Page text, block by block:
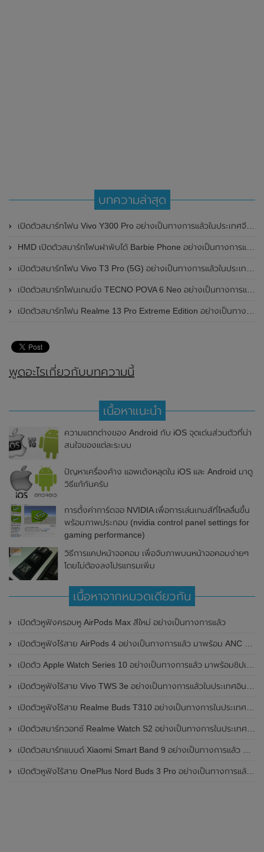
บทความล่าสุด
เปิดตัวสมาร์ทโฟน Vivo Y300 Pro อย่างเป็นทางการแล้วในประเทศจีน มาพร้อมดีไซน์พรีเมี่ยม ทนทาน และแบตเตอรี่สุดอึดขนาดใหญ่ 6,500mAh พร้อมรองรับการชาร์จไว 80W
HMD เปิดตัวสมาร์ทโฟนฝาพับได้ Barbie Phone อย่างเป็นทางการแล้ว มาพร้อมธีมสีชมพูสดใส
เปิดตัวสมาร์ทโฟน Vivo T3 Pro (5G) อย่างเป็นทางการแล้วในประเทศอินเดีย
เปิดตัวสมาร์ทโฟนเกมมิ่ง TECNO POVA 6 Neo อย่างเป็นทางการแล้วในประเทศไทย ในราคา 8,499 บาท
เปิดตัวสมาร์ทโฟน Realme 13 Pro Extreme Edition อย่างเป็นทางการแล้วในประเทศจีน
พูดอะไรเกี่ยวกับบทความนี้
เนื้อหาแนะนำ
ความแตกต่างของ Android กับ iOS จุดเด่นส่วนตัวที่น่า
สนใจของแต่ละระบบ
ปัญหาเครื่องค้าง แอพเด้งหลุดใน iOS และ Android มาดู
วิธีแก้กันครับ
การตั้งค่าการ์ดจอ NVIDIA เพื่อการเล่นเกมส์ที่ไหลลื่นขึ้น
พร้อมภาพประกอบ (nvidia control panel settings for
gaming performance)
วิธีการแคปหน้าจอคอม เพื่อจับภาพบนหน้าจอคอมง่ายๆ
โดยไม่ต้องลงโปรแกรมเพิ่ม
เนื้อหาจากหมวดเดียวกัน
เปิดตัวหูฟังครอบหู AirPods Max สีใหม่ อย่างเป็นทางการแล้ว
เปิดตัวหูฟังไร้สาย AirPods 4 อย่างเป็นทางการแล้ว มาพร้อม ANC และฟีเจอร์ใหม่มากมาย
เปิดตัว Apple Watch Series 10 อย่างเป็นทางการแล้ว มาพร้อมชิปเซ็ตรุ่น S10
เปิดตัวหูฟังไร้สาย Vivo TWS 3e อย่างเป็นทางการแล้วในประเทศอินเดีย มาพร้อมระบบตัดเสียงรบกวน ANC ที่ 30dB , ป้องกันฝุ่นและกันน้ำที่ระดับ IP54 , แบตเตอรี่สามารถใช้งานนานสูงสุด 36 ชั่วโมง
เปิดตัวหูฟังไร้สาย Realme Buds T310 อย่างเป็นทางการในประเทศอินเดีย มาพร้อมระบบตัดเสียงรบกวน ANC สูงสุด 46dB , เสียงรอบทิศทาง 360 องศา , แบตเตอรี่สามารถใช้งานได้นานสูงสุด 40 ชั่วโมง
เปิดตัวสมาร์ทวอทช์ Realme Watch S2 อย่างเป็นทางการในประเทศอินเดีย มาพร้อมตัวเรือนสแตนเลสสตีล , หน้าจอแสดงผล AMOLED ขนาด 1.43 นิ้ว , แบตเตอรี่ขนาดใหญ่ใช้งานได้นาน 20 วัน และรองรับคำสั่งเสียง Super AI Engine ที่ขับเคลื่อนโดย ChatGPT
เปิดตัวสมาร์ทแบนด์ Xiaomi Smart Band 9 อย่างเป็นทางการแล้ว มาพร้อมหน้าจอ AMOLED ขนาด 1.62 นิ้ว , ตัวเรือนเป็นโลหะ และแบตเตอรี่สุดอึดสามารถใช้งานได้นานถึง 21 วัน
เปิดตัวหูฟังไร้สาย OnePlus Nord Buds 3 Pro อย่างเป็นทางการแล้ว มาพร้อมระบบตัดเสียงรบกวน (ANC) สามารถลดเสียงรบกวนได้ 49dB และแบตเตอรี่สุดอึดใช้งานได้นานสูงสุดถึง 44 ชั่วโมง